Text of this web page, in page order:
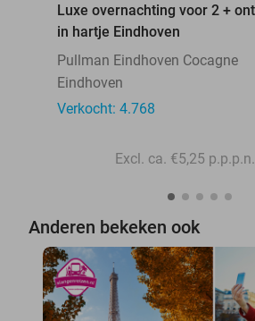
Luxe overnachting voor 2 +
in hartje Eindhoven
Pullman Eindhoven Cocagne
Eindhoven
Verkocht: 4.768
Excl. ca. €5,25
Anderen bekeken ook